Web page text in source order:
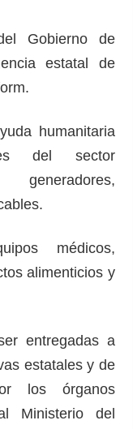
Gobierno de
estatal de
humanitaria
del sector
médicos,
alimenticios y
entregadas a
estatales y de
los órganos
Ministerio del